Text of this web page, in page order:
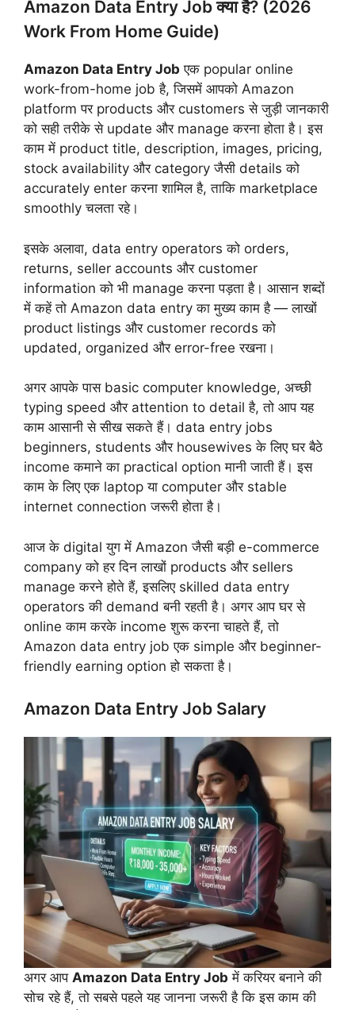
Amazon Data Entry Job क्या है? (2026
Work From Home Guide)
Amazon Data Entry Job एक popular online
work-from-home job है, जिसमें आपको Amazon
platform पर products और customers से जुड़ी जानकारी
को सही तरीके से update और manage करना होता है। इस
काम में product title, description, images, pricing,
stock availability और category जैसी details को
accurately enter करना शामिल है, ताकि marketplace
smoothly चलता रहे।
इसके अलावा, data entry operators को orders,
returns, seller accounts और customer
information को भी manage करना पड़ता है। आसान शब्दों
में कहें तो Amazon data entry का मुख्य काम है — लाखों
product listings और customer records को
updated, organized और error-free रखना।
अगर आपके पास basic computer knowledge, अच्छी
typing speed और attention to detail है, तो आप यह
काम आसानी से सीख सकते हैं। data entry jobs
beginners, students और housewives के लिए घर बैठे
income कमाने का practical option मानी जाती हैं। इस
काम के लिए एक laptop या computer और stable
internet connection जरूरी होता है।
आज के digital युग में Amazon जैसी बड़ी e-commerce
company को हर दिन लाखों products और sellers
manage करने होते हैं, इसलिए skilled data entry
operators की demand बनी रहती है। अगर आप घर से
online काम करके income शुरू करना चाहते हैं, तो
Amazon data entry job एक simple और beginner-
friendly earning option हो सकता है।
Amazon Data Entry Job Salary
अगर आप Amazon Data Entry Job में करियर बनाने की
सोच रहे हैं, तो सबसे पहले यह जानना जरूरी है कि इस काम की